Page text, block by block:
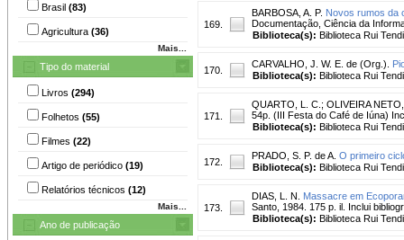
Brasil (83)
Agricultura (36)
Mais...
Tipo do material
Livros (294)
Folhetos (55)
Filmes (22)
Artigo de periódico (19)
Relatórios técnicos (12)
Mais...
Ano de publicação
169.
BARBOSA, A. P. Novos rumos da
Documentação, Ciência da
Biblioteca(s): Biblioteca Rui
170.
CARVALHO, J. W. E. de (Org.).
Biblioteca(s): Biblioteca Rui
171.
QUARTO, L. C. ; OLIVEIRA
54p. (III Festa do Café de Iúna)
Biblioteca(s): Biblioteca Rui
172.
PRADO, S. P. de A. O primeiro
Biblioteca(s): Biblioteca Rui
173.
DIAS, L. N.
Massacre em
Santo, 1984. 175 p. il. Inclui
Biblioteca(s): Biblioteca Rui